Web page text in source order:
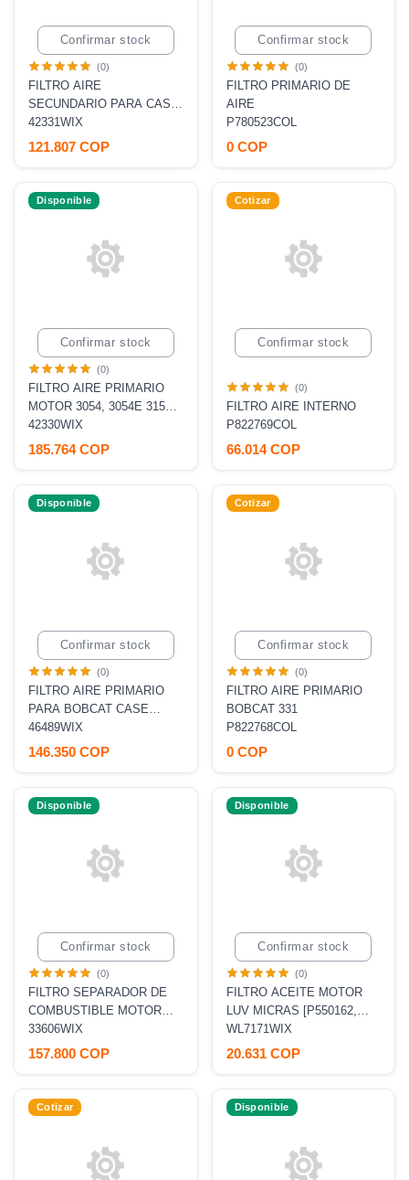
Confirmar stock
(0)
FILTRO AIRE
SECUNDARIO PARA CASE,
CAT 315C [P780523, , ]
42331WIX
121.807 COP
Confirmar stock
(0)
FILTRO PRIMARIO DE
AIRE
P780523COL
0 COP
Confirmar stock
Disponible
(0)
FILTRO AIRE PRIMARIO
MOTOR 3054, 3054E 315C,
319 MICRAS [P780522,
AF25957, RS5334]
42330WIX
185.764 COP
Confirmar stock
Cotizar
(0)
FILTRO AIRE INTERNO
P822769COL
66.014 COP
Confirmar stock
Disponible
(0)
FILTRO AIRE PRIMARIO
PARA BOBCAT CASE
[P822768, P532410,
AF25308, RS3549]
46489WIX
146.350 COP
Confirmar stock
Cotizar
(0)
FILTRO AIRE PRIMARIO
BOBCAT 331
P822768COL
0 COP
Confirmar stock
Disponible
(0)
FILTRO SEPARADOR DE
COMBUSTIBLE MOTOR
C6.6 C9 D6N D6R D6T 312
320 322 325 330 10 MICRAS
33606WIX
157.800 COP
Confirmar stock
Disponible
(0)
FILTRO ACEITE MOTOR
LUV MICRAS [P550162,
LF3462, ]
WL7171WIX
20.631 COP
Cotizar Disponible